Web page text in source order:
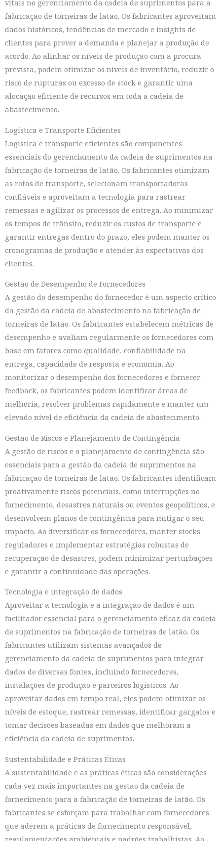
vitais no gerenciamento da cadeia de suprimentos para a
fabricação de torneiras de latão. Os fabricantes aproveitam
dados históricos, tendências de mercado e insights de
clientes para prever a demanda e planejar a produção de
acordo. Ao alinhar os níveis de produção com a procura
prevista, podem otimizar os níveis de inventário, reduzir o
risco de rupturas ou excesso de stock e garantir uma
alocação eficiente de recursos em toda a cadeia de
abastecimento.
Logística e Transporte Eficientes
Logística e transporte eficientes são componentes
essenciais do gerenciamento da cadeia de suprimentos na
fabricação de torneiras de latão. Os fabricantes otimizam
as rotas de transporte, selecionam transportadoras
confiáveis e aproveitam a tecnologia para rastrear
remessas e agilizar os processos de entrega. Ao minimizar
os tempos de trânsito, reduzir os custos de transporte e
garantir entregas dentro do prazo, eles podem manter os
cronogramas de produção e atender às expectativas dos
clientes.
Gestão de Desempenho de Fornecedores
A gestão do desempenho do fornecedor é um aspecto crítico
da gestão da cadeia de abastecimento na fabricação de
torneiras de latão. Os fabricantes estabelecem métricas de
desempenho e avaliam regularmente os fornecedores com
base em fatores como qualidade, confiabilidade na
entrega, capacidade de resposta e economia. Ao
monitorizar o desempenho dos fornecedores e fornecer
feedback, os fabricantes podem identificar áreas de
melhoria, resolver problemas rapidamente e manter um
elevado nível de eficiência da cadeia de abastecimento.
Gestão de Riscos e Planejamento de Contingência
A gestão de riscos e o planejamento de contingência são
essenciais para a gestão da cadeia de suprimentos na
fabricação de torneiras de latão. Os fabricantes identificam
proativamente riscos potenciais, como interrupções no
fornecimento, desastres naturais ou eventos geopolíticos, e
desenvolvem planos de contingência para mitigar o seu
impacto. Ao diversificar os fornecedores, manter stocks
reguladores e implementar estratégias robustas de
recuperação de desastres, podem minimizar perturbações
e garantir a continuidade das operações.
Tecnologia e integração de dados
Aproveitar a tecnologia e a integração de dados é um
facilitador essencial para o gerenciamento eficaz da cadeia
de suprimentos na fabricação de torneiras de latão. Os
fabricantes utilizam sistemas avançados de
gerenciamento da cadeia de suprimentos para integrar
dados de diversas fontes, incluindo fornecedores,
instalações de produção e parceiros logísticos. Ao
aproveitar dados em tempo real, eles podem otimizar os
níveis de estoque, rastrear remessas, identificar gargalos e
tomar decisões baseadas em dados que melhoram a
eficiência da cadeia de suprimentos.
Sustentabilidade e Práticas Éticas
A sustentabilidade e as práticas éticas são considerações
cada vez mais importantes na gestão da cadeia de
fornecimento para a fabricação de torneiras de latão. Os
fabricantes se esforçam para trabalhar com fornecedores
que aderem a práticas de fornecimento responsável,
regulamentações ambientais e padrões trabalhistas. Ao